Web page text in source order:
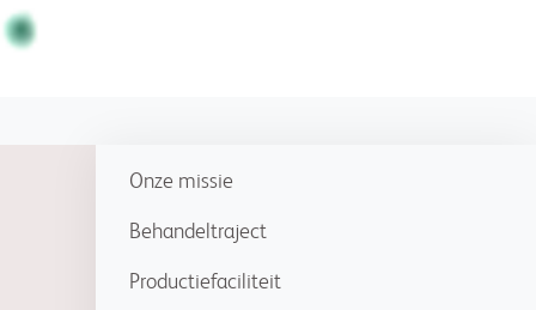
Onze missie
Behandeltraject
Productiefaciliteit